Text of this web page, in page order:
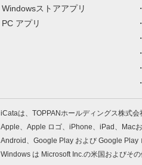
Windowsストアアプリ
PC アプリ
iCataは、TOPPANホールディングス株式会
Apple、Apple ロゴ、iPhone、iPad、Mac
Android、Google Play および Google Play
Windows は Microsoft Inc.の米国およびそ